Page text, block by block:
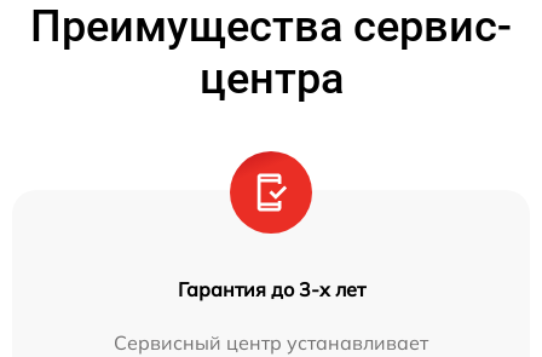
Преимущества сервис-
центра
Гарантия до 3-х лет
Сервисный центр устанавливает